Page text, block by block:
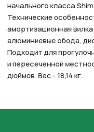
начального класса
Технические
амортизационная
алюминиевые обода,
Подходит для
и пересеченной
дюймов. Вес - 18,14 кг.